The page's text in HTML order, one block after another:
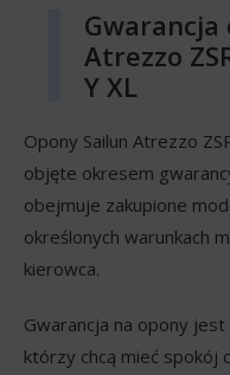
Gwarancja
Atrezzo
Y XL
Opony Sailun Atrezzo
objęte okresem
obejmuje zakupione
określonych warunkach
kierowca.
Gwarancja na opony jest
którzy chcą mieć spokój